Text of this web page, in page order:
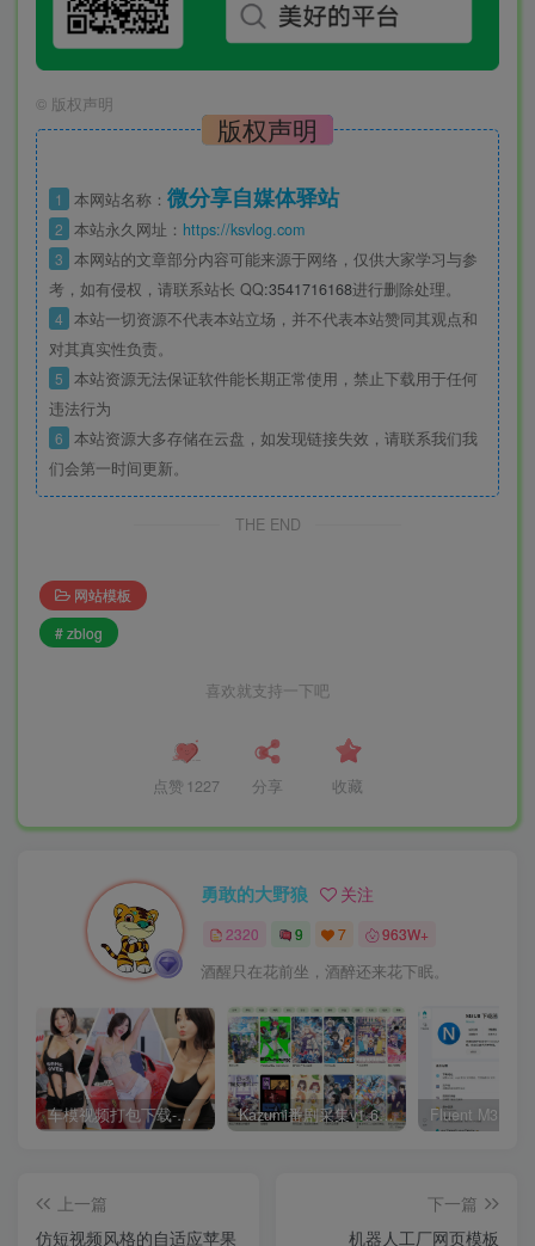
© 版权声明
版权声明
1 本网站名称： 微分享自媒体驿站
2 本站永久网址： https://ksvlog.com
3 本网站的文章部分内容可能来源于网络，仅供大家学习与参
考，如有侵权，请联系站长 QQ:3541716168进行删除处理。
4 本站一切资源不代表本站立场，并不代表本站赞同其观点和
对其真实性负责。
5 本站资源无法保证软件能长期正常使用，禁止下载用于任何
违法行为
6 本站资源大多存储在云盘，如发现链接失效，请联系我们我
们会第一时间更新。
THE END
网站模板
# zblog
喜欢就支持一下吧
点赞 1227 分享 收藏
勇敢的大野狼 关注
2320 9 7 963W+
酒醒只在花前坐，酒醉还来花下眠。
车模视频打包下载-高清无水印版 Kazumi番剧采集v1.6.9：支持自定义规则+在线观看+弹幕，跨平台下载
上一篇
仿短视频风格的自适应苹果
下一篇
机器人工厂网页模板